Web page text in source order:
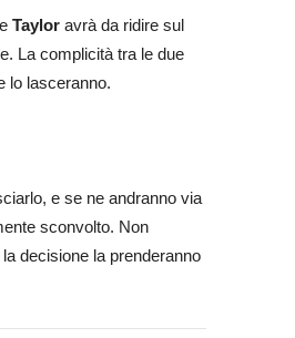
Taylor avrà da ridire sul
La complicità tra le due
lo lasceranno.
e se ne andranno via
sconvolto. Non
decisione la prenderanno